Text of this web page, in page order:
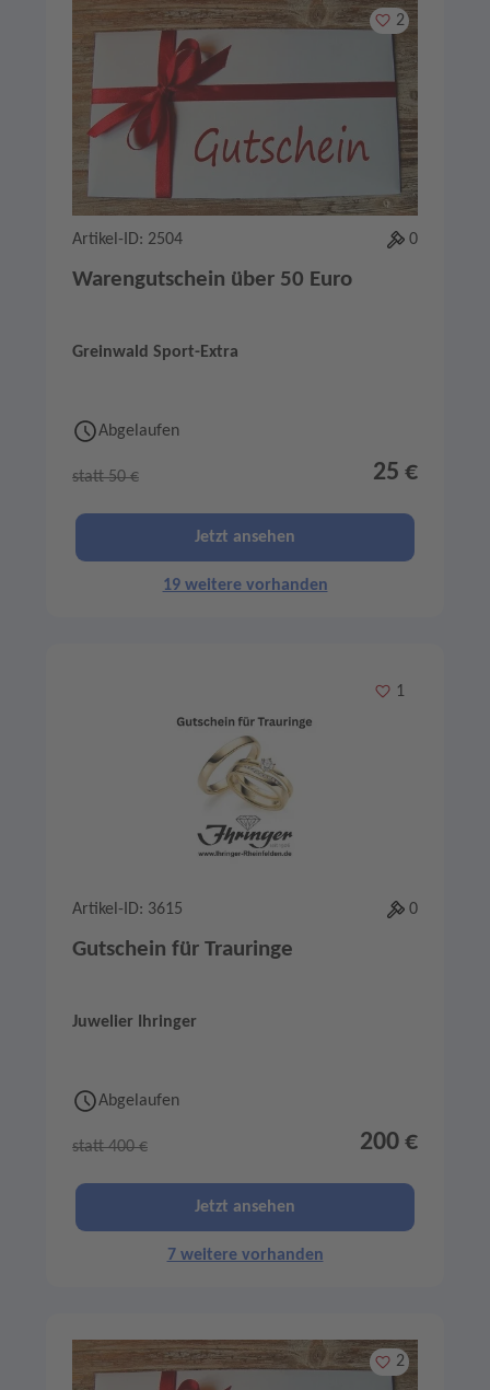
Merken
2
Artikel-ID: 2504 0
Warengutschein über 50 Euro
Greinwald Sport-Extra
Abgelaufen
statt 50 € 25 €
Jetzt ansehen
19 weitere vorhanden
Merken
1
Artikel-ID: 3615 0
Gutschein für Trauringe
Juwelier Ihringer
Abgelaufen
statt 400 € 200 €
Jetzt ansehen
7 weitere vorhanden
Merken
2